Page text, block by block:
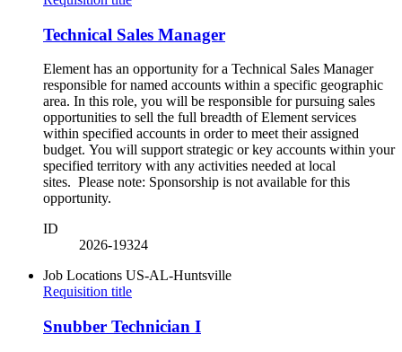
Technical Sales Manager
Element has an opportunity for a Technical Sales Manager
responsible for named accounts within a specific geographic
area. In this role, you will be responsible for pursuing sales
opportunities to sell the full breadth of Element services
within specified accounts in order to meet their assigned
budget. You will support strategic or key accounts within your
specified territory with any activities needed at local
sites. Please note: Sponsorship is not available for this
opportunity.
ID
2026-19324
Job Locations US-AL-Huntsville
Requisition title
Snubber Technician I